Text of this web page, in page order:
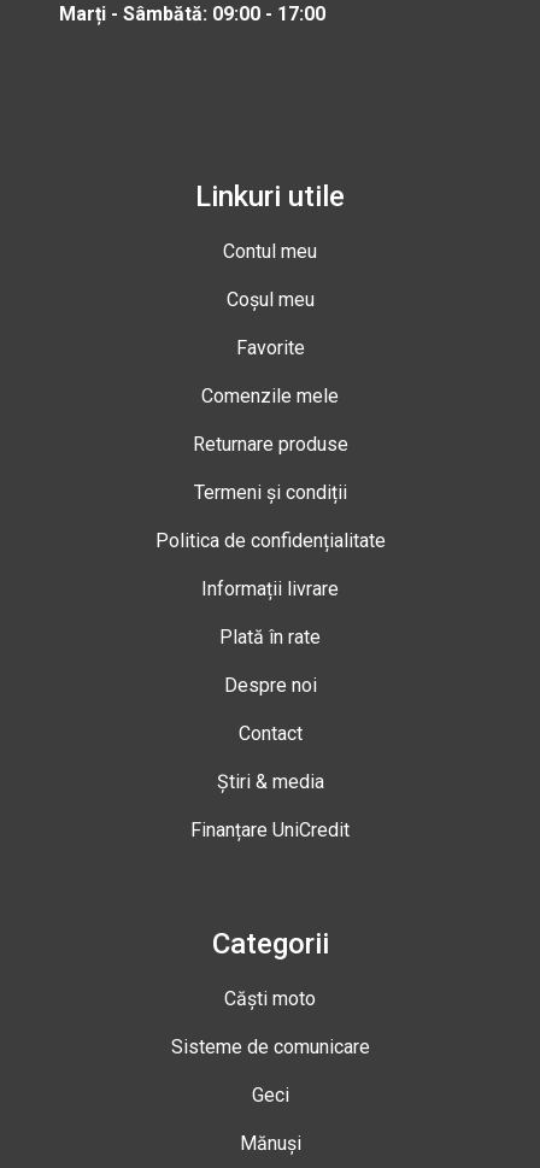
Marți - Sâmbătă: 09:00 - 17:00
Linkuri utile
Contul meu
Coșul meu
Favorite
Comenzile mele
Returnare produse
Termeni și condiții
Politica de confidențialitate
Informații livrare
Plată în rate
Despre noi
Contact
Știri & media
Finanțare UniCredit
Categorii
Căști moto
Sisteme de comunicare
Geci
Mănuși